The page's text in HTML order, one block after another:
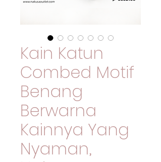
Kain Katun
Combed Motif
Benang
Berwarna
Kainnya Yang
Nyaman,